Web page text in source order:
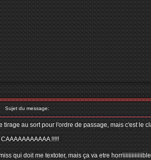
Sujet du message:
tirage au sort pour l'ordre de passage, mais c'est
!!!!!
qui doit me textoter, mais ça va etre